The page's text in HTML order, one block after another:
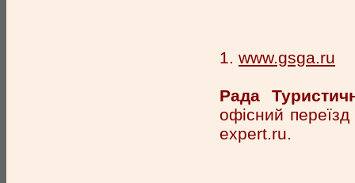
1. www.gsga.ru
Рада
офісний
expert.ru.